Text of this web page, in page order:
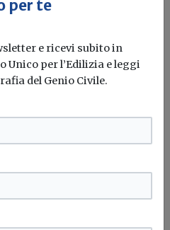
di un nuovo
«La proroga è una
le opere con
alla
Architetti, Pianificatori,
per te
e ricevi subito in
Unico per l’Edilizia e leggi
del Genio Civile.